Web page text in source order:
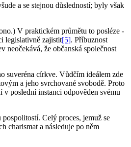
a se stejnou důsledností; byly však
V praktickém průmětu to posléze -
legislativně zajistit[5]. Příbuznost
že občanská společnost
suveréna církve. Vůdčím ideálem zde
a jeho svrchované svobodě. Proto
poslední instanci odpověden svému
Celý proces, jemuž se
charismat a následuje po něm